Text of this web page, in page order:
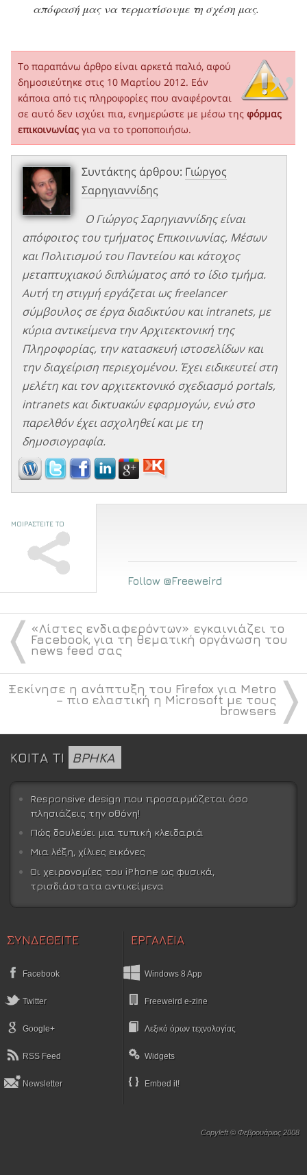
απόφασή μας να τερματίσουμε τη σχέση μας.
Το παραπάνω άρθρο είναι αρκετά παλιό, αφού
δημοσιεύτηκε στις 10 Μαρτίου 2012. Εάν
κάποια από τις πληροφορίες που αναφέρονται
σε αυτό δεν ισχύει πια, ενημερώστε με μέσω της φόρμας
επικοινωνίας για να το τροποποιήσω.
Συντάκτης άρθρου: Γιώργος
Σαρηγιαννίδης
Ο Γιώργος Σαρηγιαννίδης είναι
απόφοιτος του τμήματος Επικοινωνίας, Μέσων
και Πολιτισμού του Παντείου και κάτοχος
μεταπτυχιακού διπλώματος από το ίδιο τμήμα.
Αυτή τη στιγμή εργάζεται ως freelancer
σύμβουλος σε έργα διαδικτύου και intranets, με
κύρια αντικείμενα την Αρχιτεκτονική της
Πληροφορίας, την κατασκευή ιστοσελίδων και
την διαχείριση περιεχομένου. Έχει ειδικευτεί στη
μελέτη και τον αρχιτεκτονικό σχεδιασμό portals,
intranets και δικτυακών εφαρμογών, ενώ στο
παρελθόν έχει ασχοληθεί και με τη
δημοσιογραφία.
ΜΟΙΡΑΣΤΕΙΤΕ ΤΟ
Follow @Freeweird
〈 «Λίστες ενδιαφερόντων» εγκαινιάζει το
Facebook, για τη θεματική οργάνωση του
news feed σας
〉
Ξεκίνησε η ανάπτυξη του Firefox για Metro
– πιο ελαστική η Microsoft με τους
browsers
ΚΟΙΤΑ ΤΙ ΒΡΗΚΑ
Responsive design που προσαρμόζεται όσο
πλησιάζεις την οθόνη!
Πώς δουλεύει μια τυπική κλειδαριά
Μια λέξη, χίλιες εικόνες
Οι χειρονομίες του iPhone ως φυσικά,
τρισδιάστατα αντικείμενα
ΣΥΝΔΕΘΕΙΤΕ
Facebook
Twitter
Google+
RSS Feed
Newsletter
ΕΡΓΑΛΕΙΑ
Windows 8 App
Freeweird e-zine
Λεξικό όρων τεχνολογίας
Widgets
Embed it!
Copyleft © Φεβρουάριος 2008